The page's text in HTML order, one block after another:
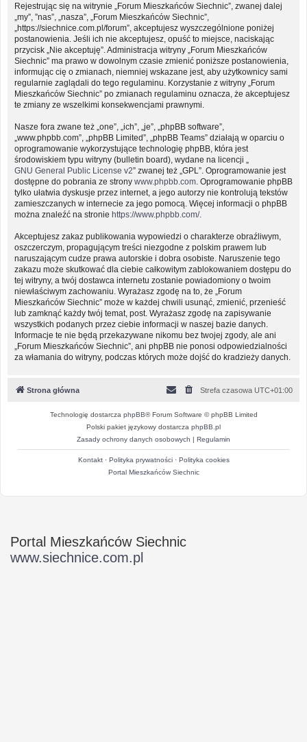
Rejestrując się na witrynie „Forum Mieszkańców Siechnic”, zwanej dalej
„my”, ”nas”, „nasza”, „Forum Mieszkańców Siechnic”,
„https://siechnice.com.pl/forum”, akceptujesz wyszczególnione poniżej
postanowienia. Jeśli ich nie akceptujesz, opuść to miejsce, naciskając
przycisk „Nie akceptuję”. Administracja witryny „Forum Mieszkańców
Siechnic” ma prawo w dowolnym czasie zmienić poniższe postanowienia,
informując cię o zmianach, niemniej wskazane jest, aby użytkownicy sami
regularnie zaglądali do tego regulaminu. Korzystanie z witryny „Forum
Mieszkańców Siechnic” po zmianach regulaminu oznacza, że akceptujesz
te zmiany ze wszelkimi konsekwencjami prawnymi.
Nasze fora zwane też „one”, „ich”, „je”, „phpBB software”,
„www.phpbb.com”, „phpBB Limited”, „phpBB Teams” działają w oparciu o
oprogramowanie wykorzystujące technologię phpBB, która jest
środowiskiem typu witryny (bulletin board), wydane na licencji „
GNU General Public License v2” zwanej też „GPL”. Oprogramowanie jest
dostępne do pobrania ze strony www.phpbb.com . Oprogramowanie phpBB
tylko ułatwia dyskusje przez internet, a jego autorzy nie kontrolują tekstów
zamieszczanych w internecie za jego pomocą. Więcej informacji o phpBB
można znaleźć na stronie https://www.phpbb.com/.
Akceptujesz zakaz publikowania wypowiedzi o charakterze obraźliwym,
oszczerczym, propagującym treści niezgodne z polskim prawem lub
naruszającym cudze prawa autorskie i dobra osobiste. Naruszenie tego
zakazu może skutkować dla ciebie całkowitym zablokowaniem dostępu do
tej witryny, a twój dostawca internetu zostanie powiadomiony o twoim
niewłaściwym zachowaniu. Wyrażasz zgodę na to, że „Forum
Mieszkańców Siechnic” może w każdej chwili usunąć, zmienić, przenieść
lub zamknąć każdy twój temat, post. Wyrażasz zgodę na zapisywanie
wszystkich podanych przez ciebie informacji w naszej bazie danych.
Informacje te nie będą przekazywane nikomu bez twojej zgody, ale ani
„Forum Mieszkańców Siechnic”, ani phpBB nie ponosi odpowiedzialności
za włamania do witryny, podczas których może dojść do kradzieży danych.
Strona główna Strefa czasowa UTC+01:00
Technologię dostarcza phpBB® Forum Software © phpBB Limited
Polski pakiet językowy dostarcza phpBB.pl
Zasady ochrony danych osobowych | Regulamin
Kontakt· Polityka prywatności· Polityka cookies
Portal Mieszkańców Siechnic
Portal Mieszkańców Siechnic
www.siechnice.com.pl